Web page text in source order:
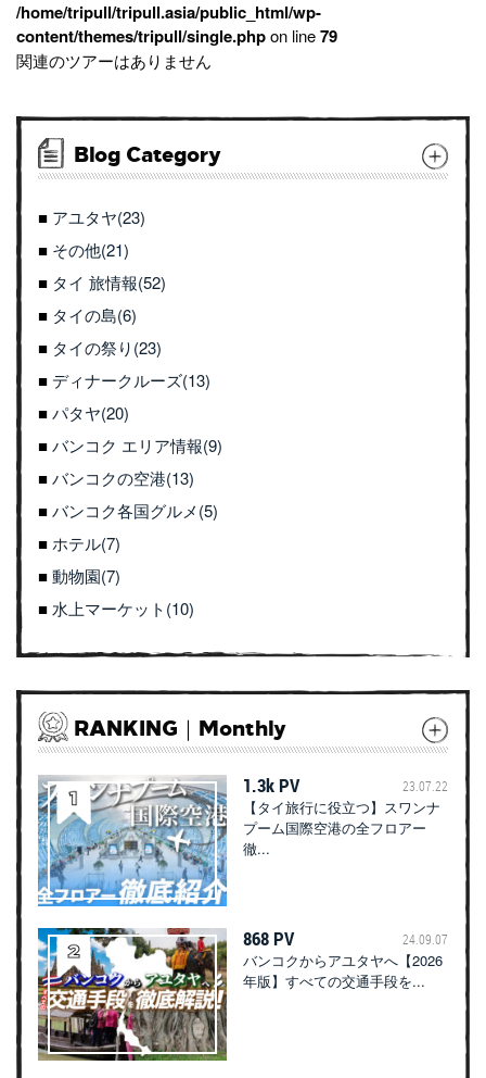
/home/tripull/tripull.asia/public_html/wp-
content/themes/tripull/single.phpon line79
関連のツアーはありません
Blog Category
アユタヤ(23)
その他(21)
タイ 旅情報(52)
タイの島(6)
タイの祭り(23)
ディナークルーズ(13)
パタヤ(20)
バンコク エリア情報(9)
バンコクの空港(13)
バンコク各国グルメ(5)
ホテル(7)
動物園(7)
水上マーケット(10)
RANKING｜Monthly
1.3k PV 23.07.22
【タイ旅行に役立つ】スワンナ
プーム国際空港の全フロアー
徹...
868 PV 24.09.07
バンコクからアユタヤへ【2026
年版】すべての交通手段を...